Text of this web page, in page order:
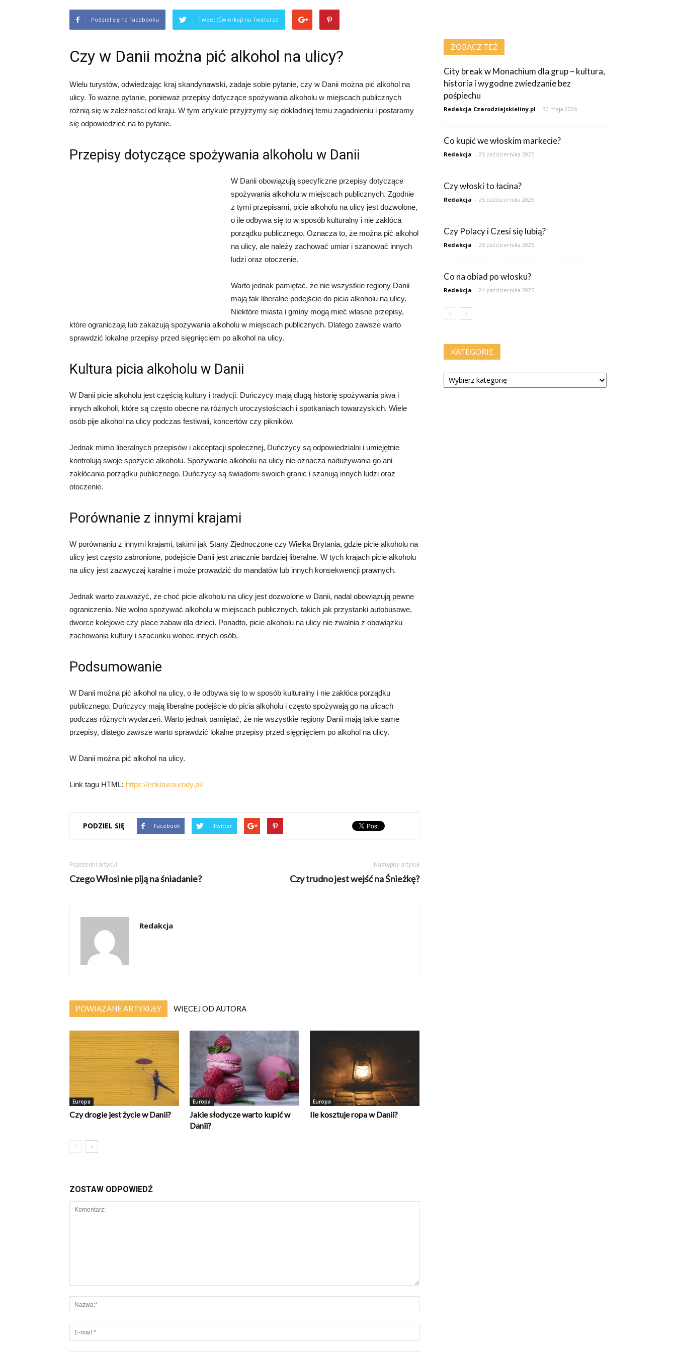
Podziel się na Facebooku Tweet (Ćwierkaj) na Twitterze
Czy w Danii można pić alkohol na ulicy?
Wielu turystów, odwiedzając kraj skandynawski, zadaje sobie pytanie, czy w Danii można pić alkohol na
ulicy. To ważne pytanie, ponieważ przepisy dotyczące spożywania alkoholu w miejscach publicznych
różnią się w zależności od kraju. W tym artykule przyjrzymy się dokładniej temu zagadnieniu i postaramy
się odpowiedzieć na to pytanie.
Przepisy dotyczące spożywania alkoholu w Danii
W Danii obowiązują specyficzne przepisy dotyczące
spożywania alkoholu w miejscach publicznych. Zgodnie
z tymi przepisami, picie alkoholu na ulicy jest dozwolone,
o ile odbywa się to w sposób kulturalny i nie zakłóca
porządku publicznego. Oznacza to, że można pić alkohol
na ulicy, ale należy zachować umiar i szanować innych
ludzi oraz otoczenie.
Warto jednak pamiętać, że nie wszystkie regiony Danii
mają tak liberalne podejście do picia alkoholu na ulicy.
Niektóre miasta i gminy mogą mieć własne przepisy,
które ograniczają lub zakazują spożywania alkoholu w miejscach publicznych. Dlatego zawsze warto
sprawdzić lokalne przepisy przed sięgnięciem po alkohol na ulicy.
Kultura picia alkoholu w Danii
W Danii picie alkoholu jest częścią kultury i tradycji. Duńczycy mają długą historię spożywania piwa i
innych alkoholi, które są często obecne na różnych uroczystościach i spotkaniach towarzyskich. Wiele
osób pije alkohol na ulicy podczas festiwali, koncertów czy pikników.
Jednak mimo liberalnych przepisów i akceptacji społecznej, Duńczycy są odpowiedzialni i umiejętnie
kontrolują swoje spożycie alkoholu. Spożywanie alkoholu na ulicy nie oznacza nadużywania go ani
zakłócania porządku publicznego. Duńczycy są świadomi swoich granic i szanują innych ludzi oraz
otoczenie.
Porównanie z innymi krajami
W porównaniu z innymi krajami, takimi jak Stany Zjednoczone czy Wielka Brytania, gdzie picie alkoholu na
ulicy jest często zabronione, podejście Danii jest znacznie bardziej liberalne. W tych krajach picie alkoholu
na ulicy jest zazwyczaj karalne i może prowadzić do mandatów lub innych konsekwencji prawnych.
Jednak warto zauważyć, że choć picie alkoholu na ulicy jest dozwolone w Danii, nadal obowiązują pewne
ograniczenia. Nie wolno spożywać alkoholu w miejscach publicznych, takich jak przystanki autobusowe,
dworce kolejowe czy place zabaw dla dzieci. Ponadto, picie alkoholu na ulicy nie zwalnia z obowiązku
zachowania kultury i szacunku wobec innych osób.
Podsumowanie
W Danii można pić alkohol na ulicy, o ile odbywa się to w sposób kulturalny i nie zakłóca porządku
publicznego. Duńczycy mają liberalne podejście do picia alkoholu i często spożywają go na ulicach
podczas różnych wydarzeń. Warto jednak pamiętać, że nie wszystkie regiony Danii mają takie same
przepisy, dlatego zawsze warto sprawdzić lokalne przepisy przed sięgnięciem po alkohol na ulicy.
W Danii można pić alkohol na ulicy.
Link tagu HTML: https://enklawaurody.pl/
PODZIEL SIĘ Facebook Twitter
Poprzedni artykuł
Czego Włosi nie piją na śniadanie?
Następny artykuł
Czy trudno jest wejść na Śnieżkę?
Redakcja
POWIĄZANE ARTYKUŁY WIĘCEJ OD AUTORA
Europa
Czy drogie jest życie w Danii?
Europa
Jakie słodycze warto kupić w
Danii?
Europa
Ile kosztuje ropa w Danii?
ZOSTAW ODPOWIEDŹ
ZOBACZ TEŻ
City break w Monachium dla grup – kultura,
historia i wygodne zwiedzanie bez
pośpiechu
Redakcja Czarodziejskieliny.pl - 30 maja 2026
Co kupić we włoskim markecie?
Redakcja - 25 października 2025
Czy włoski to łacina?
Redakcja - 25 października 2025
Czy Polacy i Czesi się lubią?
Redakcja - 25 października 2025
Co na obiad po włosku?
Redakcja - 24 października 2025
KATEGORIE
Kategorie